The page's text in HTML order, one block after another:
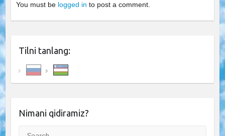
You must be logged in to post a comment.
Tilni tanlang:
Nimani qidiramiz?
Search